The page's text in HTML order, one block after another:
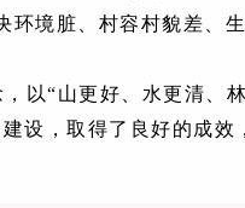
环境脏、村容村貌差、
以“山更好、水更清、林
设，取得了良好的成效